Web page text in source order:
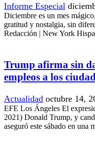
Informe Especial
Diciembre es un mes
gratitud y nostalgia, sin
Redacción | New York
Trump afirma sin
empleos a los
Actualidad octubre 14,
EFE Los Ángeles El
2021) Donald Trump, y
aseguró este sábado en una